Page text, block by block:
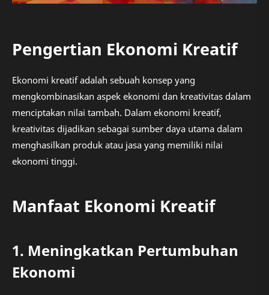
Pengertian Ekonomi Kreatif
Ekonomi kreatif adalah sebuah konsep yang
mengkombinasikan aspek ekonomi dan kreativitas dalam
menciptakan nilai tambah. Dalam ekonomi kreatif,
kreativitas dijadikan sebagai sumber daya utama dalam
menghasilkan produk atau jasa yang memiliki nilai
ekonomi tinggi.
Manfaat Ekonomi Kreatif
1. Meningkatkan Pertumbuhan
Ekonomi